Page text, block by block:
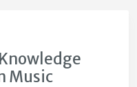
Music